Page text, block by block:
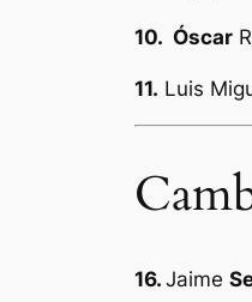
10. Óscar
11. Luis
16. Jaime